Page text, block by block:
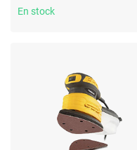
déclenchement aspirateur -
En stock